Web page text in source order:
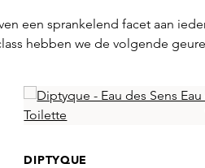
een sprankelend facet aan
hebben we de volgende
DIPTYQUE